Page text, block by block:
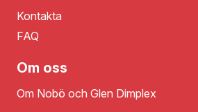
Kontakta
FAQ
Om oss
Om Nobö och Glen Dimplex